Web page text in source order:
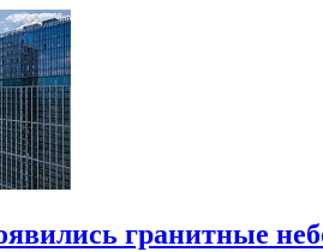
гранитные